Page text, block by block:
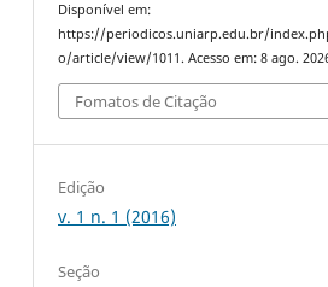
Disponível em:
https://periodicos.uniarp.edu.br/
o/article/view/1011. Acesso em: 8 ago.
Fomatos de Citação
Edição
v. 1 n. 1 (2016)
Seção